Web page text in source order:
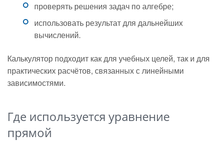
проверять решения задач по алгебре;
использовать результат для дальнейших
вычислений.
Калькулятор подходит как для учебных целей, так и для
практических расчётов, связанных с линейными
зависимостями.
Где используется уравнение
прямой